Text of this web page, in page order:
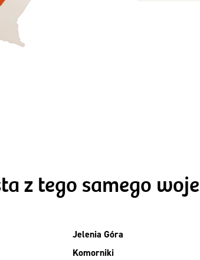
z tego samego
Jelenia Góra
Komorniki